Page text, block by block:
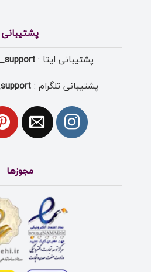
پشتیبانی
پشتیبانی ایتا :
پشتیبانی تلگرام :
مجوزها